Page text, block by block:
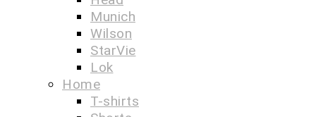
Munich
Wilson
StarVie
Lok
Home
T-shirts